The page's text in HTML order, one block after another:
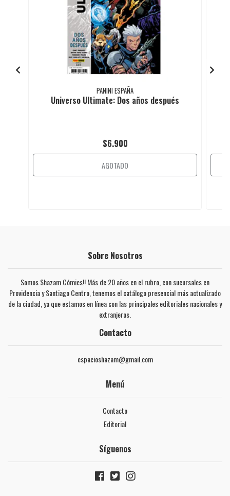
PANINI ESPAÑA
Universo Ultimate: Dos años después
$6.900
AGOTADO
Sobre Nosotros
Somos Shazam Cómics!! Más de 20 años en el rubro, con sucursales en
Providencia y Santiago Centro, tenemos el catálogo presencial más actualizado
de la ciudad, ya que estamos en línea con las principales editoriales nacionales y
extranjeras.
Contacto
espacioshazam@gmail.com
Menú
Contacto
Editorial
Síguenos